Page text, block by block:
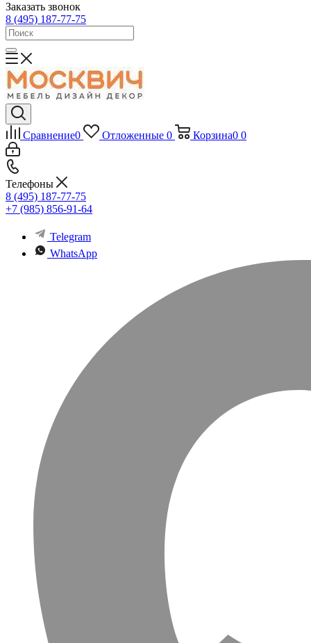
Заказать звонок
8 (495) 187-77-75
Сравнение0 Отложенные 0 Корзина0 0
Телефоны
8 (495) 187-77-75
+7 (985) 856-91-64
Telegram
WhatsApp